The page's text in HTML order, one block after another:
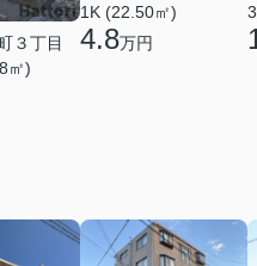
３丁目
㎡)
1K (22.50㎡)
4.8万円